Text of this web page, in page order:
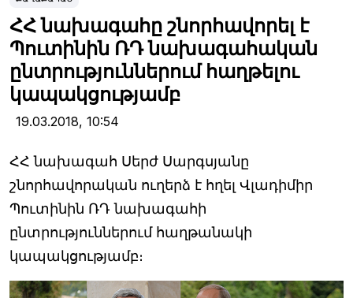
ՀՀ նախագահը շնորհավորել է
Պուտինին ՌԴ նախագահական
ընտրություններում հաղթելու
կապակցությամբ
19.03.2018, 10:54
ՀՀ նախագահ Սերժ Սարգսյանը
շնորհավորական ուղերձ է հղել Վլադիմիր
Պուտինին ՌԴ նախագահի
ընտրություններում հաղթանակի
կապակցությամբ։